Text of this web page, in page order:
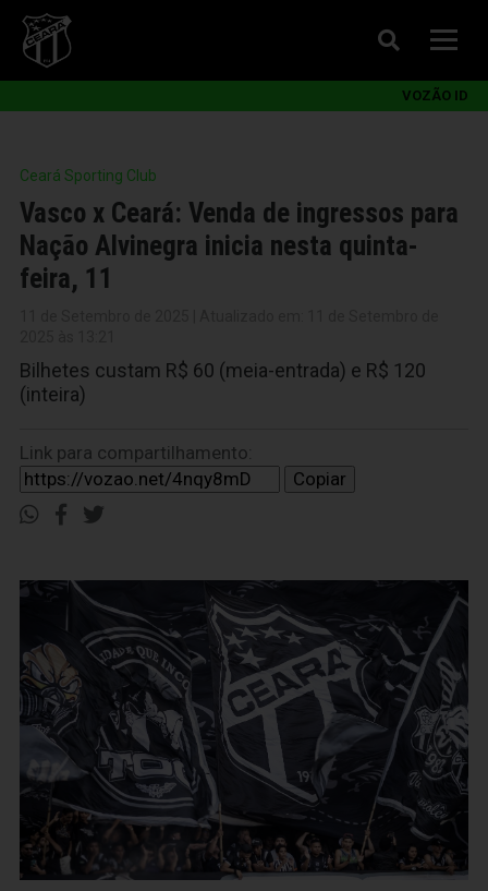
VOZÃO ID
Ceará Sporting Club
Vasco x Ceará: Venda de ingressos para
Nação Alvinegra inicia nesta quinta-
feira, 11
Bilhetes custam R$ 60 (meia-entrada) e R$ 120
(inteira)
Link para compartilhamento:
Copiar